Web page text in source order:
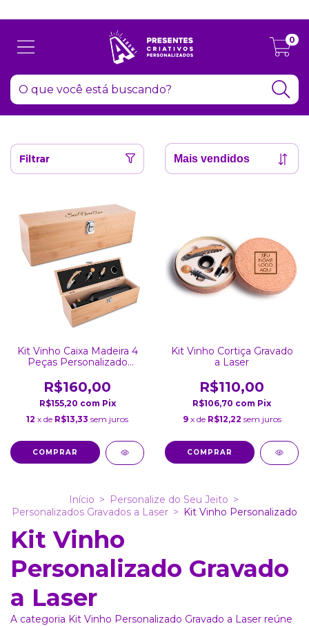
0
Filtrar
Kit Vinho Caixa Madeira 4
Peças Personalizado
R$160,00
R$155,20 com Pix
12 x de R$13,33 sem juros
Kit Vinho Cortiça Gravado
a Laser
R$110,00
R$106,70 com Pix
9 x de R$12,22 sem juros
Início > Personalize do Seu Jeito >
Personalizados Gravados a Laser > Kit Vinho Personalizado
Kit Vinho
Personalizado Gravado
a Laser
A categoria Kit Vinho Personalizado Gravado a Laser reúne